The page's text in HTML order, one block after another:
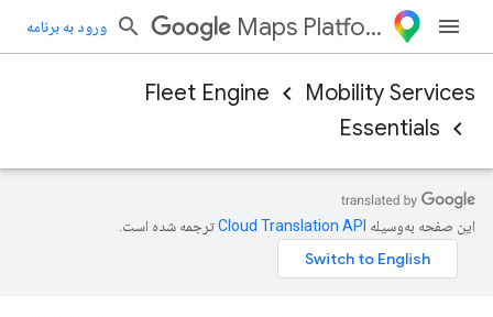
Maps Platform ورود به برنامه
Mobility Services
Fleet Engine
Essentials
این صفحه به‌وسیله ترجمه شده است.